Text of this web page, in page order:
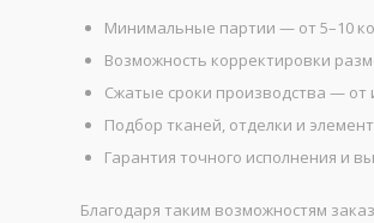
Минимальные партии — от 5–10
Возможность корректировки
Сжатые сроки производства — от
Подбор тканей, отделки и
Гарантия точного исполнения и
Благодаря таким возможностям